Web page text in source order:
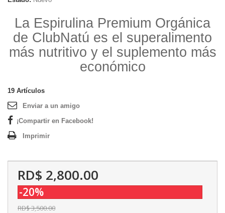
La Espirulina Premium Orgánica
de ClubNatú es el superalimento
más nutritivo y el suplemento más
económico
19 Artículos
Enviar a un amigo
¡Compartir en Facebook!
Imprimir
RD$ 2,800.00
-20%
RD$ 3,500.00